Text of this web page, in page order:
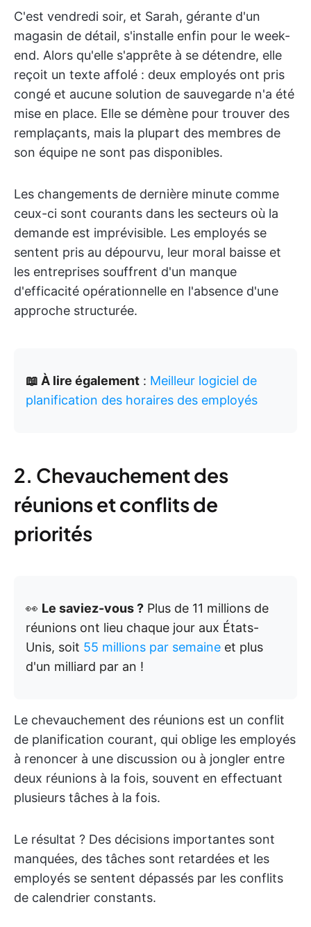
C'est vendredi soir, et Sarah, gérante d'un
magasin de détail, s'installe enfin pour le week-
end. Alors qu'elle s'apprête à se détendre, elle
reçoit un texte affolé : deux employés ont pris
congé et aucune solution de sauvegarde n'a été
mise en place. Elle se démène pour trouver des
remplaçants, mais la plupart des membres de
son équipe ne sont pas disponibles.
Les changements de dernière minute comme
ceux-ci sont courants dans les secteurs où la
demande est imprévisible. Les employés se
sentent pris au dépourvu, leur moral baisse et
les entreprises souffrent d'un manque
d'efficacité opérationnelle en l'absence d'une
approche structurée.
📖 À lire également : Meilleur logiciel de
planification des horaires des employés
2. Chevauchement des
réunions et conflits de
priorités
👀 Le saviez-vous ? Plus de 11 millions de
réunions ont lieu chaque jour aux États-
Unis, soit 55 millions par semaine et plus
d'un milliard par an !
Le chevauchement des réunions est un conflit
de planification courant, qui oblige les employés
à renoncer à une discussion ou à jongler entre
deux réunions à la fois, souvent en effectuant
plusieurs tâches à la fois.
Le résultat ? Des décisions importantes sont
manquées, des tâches sont retardées et les
employés se sentent dépassés par les conflits
de calendrier constants.